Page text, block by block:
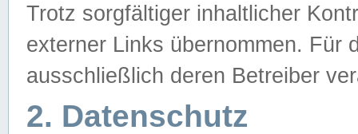
Trotz sorgfältiger inhaltlicher
externer Links übernommen. Für
ausschließlich deren Betreiber
2. Datenschutz